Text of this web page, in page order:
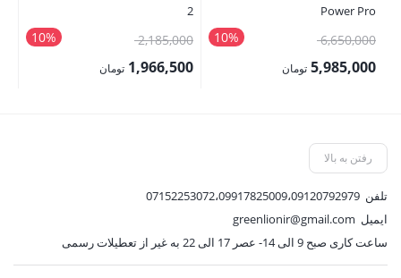
Power Pro
10% 6,650,000قیمت
اصلی:5,985,000 تومان
5,985,000 تومان.
2
10% 2,185,000قیمت
اصلی:1,966,500 تومان
رفتن به بالا
تلفن 07152253072،09917825009،09120792979
ایمیل greenlionir@gmail.com
ساعت کاری صبح 9 الی 14- عصر 17 الی 22 به غیر از تعطیلات رسمی